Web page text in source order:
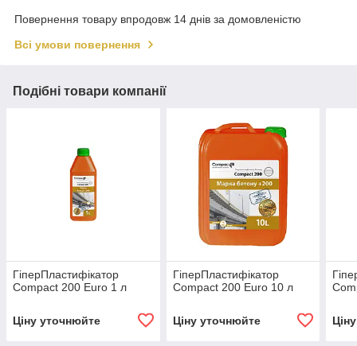
Повернення товару впродовж 14 днів за домовленістю
Всі умови повернення
Подібні товари компанії
ГіперПластифікатор
Compact 200 Euro 1 л
Ціну уточнюйте
ГіперПластифікатор
Compact 200 Euro 10 л
Ціну уточнюйте